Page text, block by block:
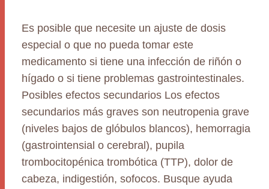
Es posible que necesite un ajuste de dosis
especial o que no pueda tomar este
medicamento si tiene una infección de riñón o
hígado o si tiene problemas gastrointestinales.
Posibles efectos secundarios Los efectos
secundarios más graves son neutropenia grave
(niveles bajos de glóbulos blancos), hemorragia
(gastrointensial o cerebral), pupila
trombocitopénica trombótica (TTP), dolor de
cabeza, indigestión, sofocos. Busque ayuda